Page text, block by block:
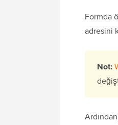
Formda
adresini
Not: